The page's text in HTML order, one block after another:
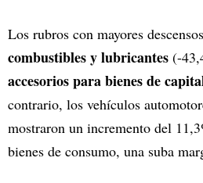
Los rubros con mayores
combustibles y lubricantes (-
accesorios para bienes de
contrario, los vehículos
mostraron un incremento del
bienes de consumo, una suba